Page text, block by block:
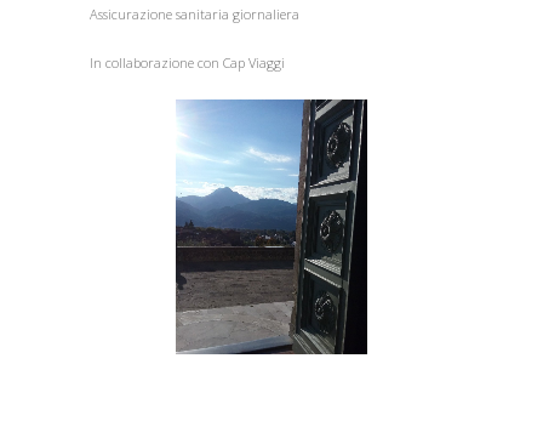
Assicurazione sanitaria giornaliera
In collaborazione con Cap Viaggi